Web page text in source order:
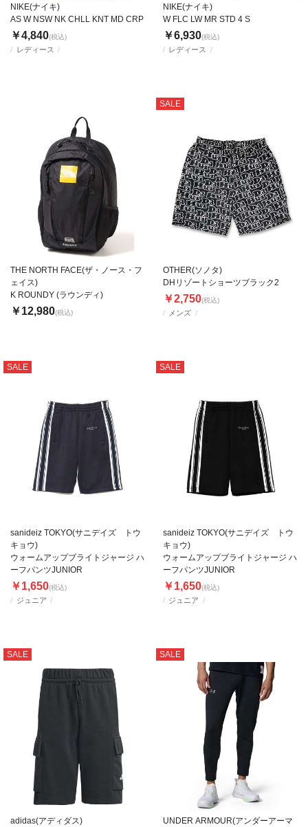
レディース
NIKE(ナイキ)
AS W NSW NK CHLL KNT MD CRP
￥4,840(税込)
レディース
NIKE(ナイキ)
W FLC LW MR STD 4 S
￥6,930(税込)
THE NORTH FACE(ザ・ノース・フ
ェイス)
K ROUNDY (ラウンディ)
￥12,980(税込)
SALE
メンズ
OTHER(ソノタ)
DHリゾートショーツブラック2
￥2,750(税込)
SALE
ジュニア
sanideiz TOKYO(サニデイズ トウ
キョウ)
ウォームアップブライトジャージ ハ
ーフパンツJUNIOR
￥1,650(税込)
SALE
ジュニア
sanideiz TOKYO(サニデイズ トウ
キョウ)
ウォームアップブライトジャージ ハ
ーフパンツJUNIOR
￥1,650(税込)
SALE
adidas(アディダス)
SALE
UNDER ARMOUR(アンダーアーマ